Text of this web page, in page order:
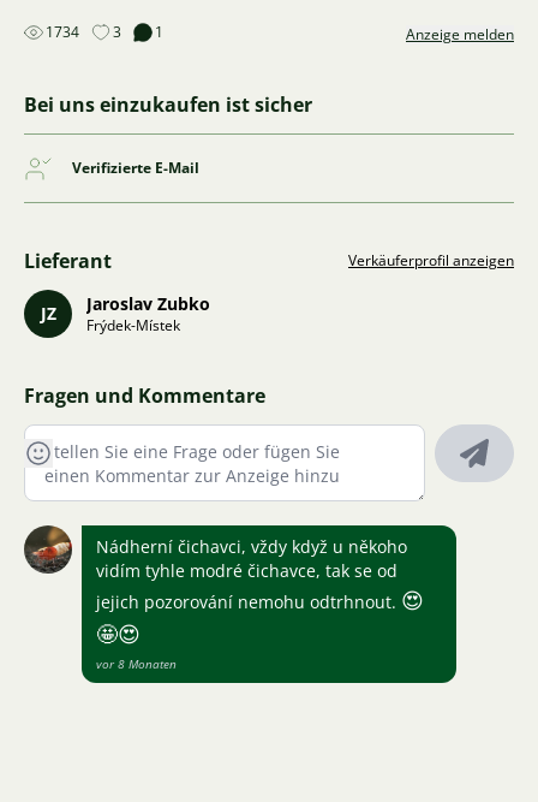
1734 3 1 Anzeige melden
Bei uns einzukaufen ist sicher
Verifizierte E-Mail
Lieferant Verkäuferprofil anzeigen
JZ Jaroslav Zubko
Frýdek-Místek
Fragen und Kommentare
Nádherní čichavci, vždy když u někoho
vidím tyhle modré čichavce, tak se od
jejich pozorování nemohu odtrhnout. 😍
🤩😍
vor 8 Monaten